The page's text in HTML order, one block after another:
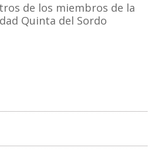
de los miembros de la
Quinta del Sordo